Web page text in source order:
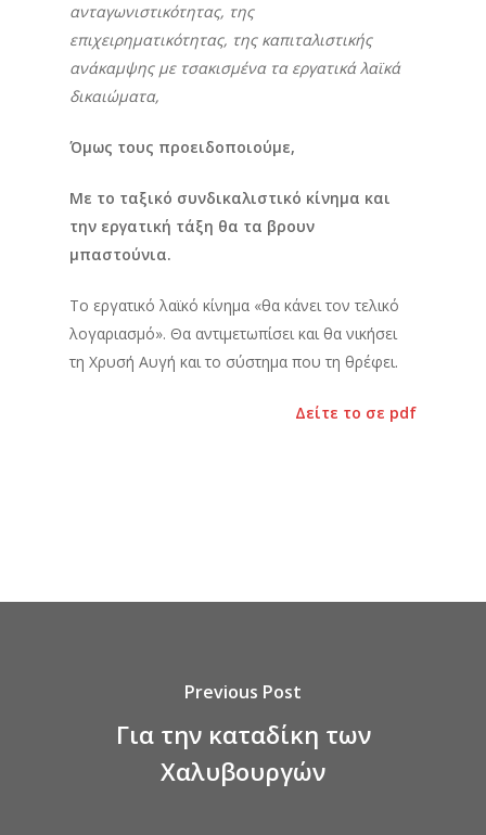
ανταγωνιστικότητας, της
επιχειρηματικότητας, της καπιταλιστικής
ανάκαμψης με τσακισμένα τα εργατικά λαϊκά
δικαιώματα,
Όμως τους προειδοποιούμε,
Με το ταξικό συνδικαλιστικό κίνημα και
την εργατική τάξη θα τα βρουν
μπαστούνια.
Το εργατικό λαϊκό κίνημα «θα κάνει τον τελικό
λογαριασμό». Θα αντιμετωπίσει και θα νικήσει
τη Χρυσή Αυγή και το σύστημα που τη θρέφει.
Δείτε το σε pdf
Previous Post
Για την καταδίκη των
Χαλυβουργών